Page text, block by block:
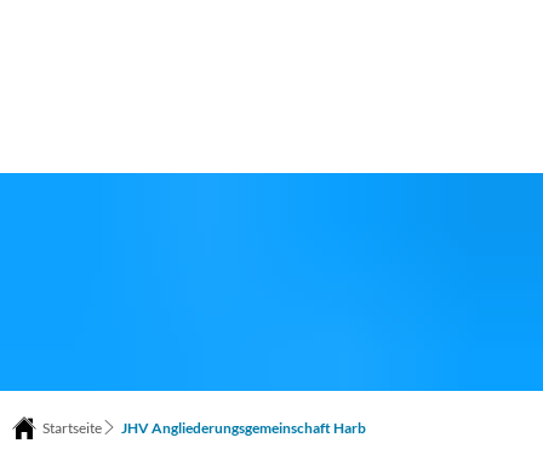
Startseite JHV Angliederungsgemeinschaft Harb